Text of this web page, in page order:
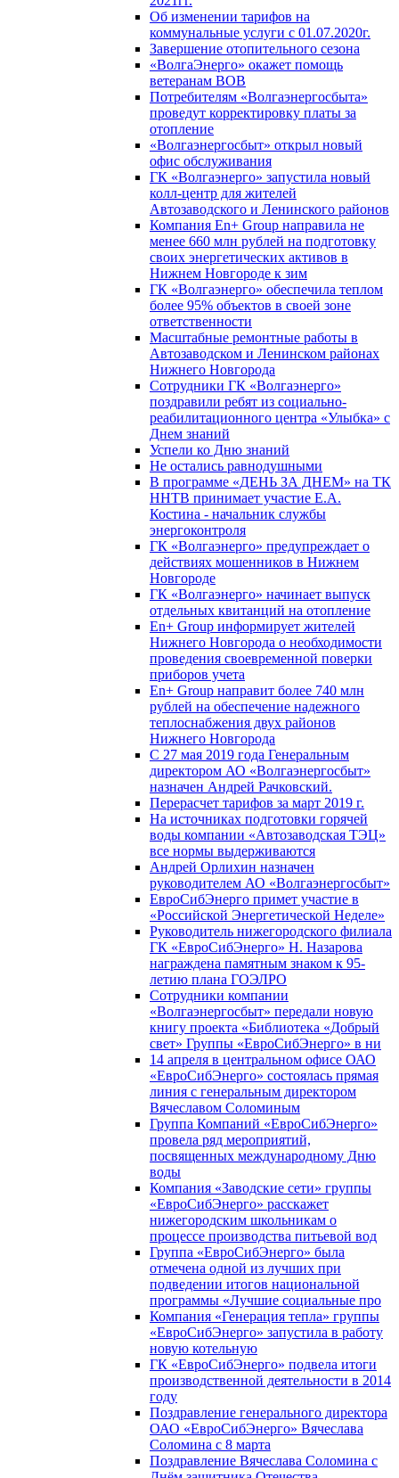
Об изменении тарифов на
коммунальные услуги с 01.07.2020г.
Завершение отопительного сезона
«ВолгаЭнерго» окажет помощь
ветеранам ВОВ
Потребителям «Волгаэнергосбыта»
проведут корректировку платы за
отопление
«Волгаэнергосбыт» открыл новый
офис обслуживания
ГК «Волгаэнерго» запустила новый
колл-центр для жителей
Автозаводского и Ленинского районов
Компания En+ Group направила не
менее 660 млн рублей на подготовку
своих энергетических активов в
Нижнем Новгороде к зим
ГК «Волгаэнерго» обеспечила теплом
более 95% объектов в своей зоне
ответственности
Масштабные ремонтные работы в
Автозаводском и Ленинском районах
Нижнего Новгорода
Сотрудники ГК «Волгаэнерго»
поздравили ребят из социально-
реабилитационного центра «Улыбка» с
Днем знаний
Успели ко Дню знаний
Не остались равнодушными
В программе «ДЕНЬ ЗА ДНЕМ» на ТК
ННТВ принимает участие Е.А.
Костина - начальник службы
энергоконтроля
ГК «Волгаэнерго» предупреждает о
действиях мошенников в Нижнем
Новгороде
ГК «Волгаэнерго» начинает выпуск
отдельных квитанций на отопление
En+ Group информирует жителей
Нижнего Новгорода о необходимости
проведения своевременной поверки
приборов учета
En+ Group направит более 740 млн
рублей на обеспечение надежного
теплоснабжения двух районов
Нижнего Новгорода
С 27 мая 2019 года Генеральным
директором АО «Волгаэнергосбыт»
назначен Андрей Рачковский.
Перерасчет тарифов за март 2019 г.
На источниках подготовки горячей
воды компании «Автозаводская ТЭЦ»
все нормы выдерживаются
Андрей Орлихин назначен
руководителем АО «Волгаэнергосбыт»
ЕвроСибЭнерго примет участие в
«Российской Энергетической Неделе»
Руководитель нижегородского филиала
ГК «ЕвроСибЭнерго» Н. Назарова
награждена памятным знаком к 95-
летию плана ГОЭЛРО
Сотрудники компании
«Волгаэнергосбыт» передали новую
книгу проекта «Библиотека «Добрый
свет» Группы «ЕвроСибЭнерго» в ни
14 апреля в центральном офисе ОАО
«ЕвроСибЭнерго» состоялась прямая
линия с генеральным директором
Вячеславом Соломиным
Группа Компаний «ЕвроСибЭнерго»
провела ряд мероприятий,
посвященных международному Дню
воды
Компания «Заводские сети» группы
«ЕвроСибЭнерго» расскажет
нижегородским школьникам о
процессе производства питьевой вод
Группа «ЕвроСибЭнерго» была
отмечена одной из лучших при
подведении итогов национальной
программы «Лучшие социальные про
Компания «Генерация тепла» группы
«ЕвроСибЭнерго» запустила в работу
новую котельную
ГК «ЕвроСибЭнерго» подвела итоги
производственной деятельности в 2014
году
Поздравление генерального директора
ОАО «ЕвроСибЭнерго» Вячеслава
Соломина с 8 марта
Поздравление Вячеслава Соломина с